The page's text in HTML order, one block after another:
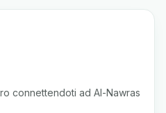
connettendoti ad Al-Nawras